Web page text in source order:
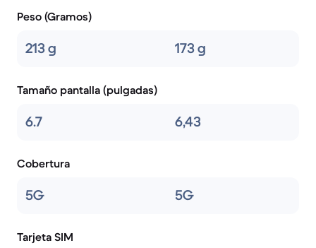
Peso (Gramos)
213 g 173 g
Tamaño pantalla (pulgadas)
6.7 6,43
Cobertura
5G 5G
Tarjeta SIM